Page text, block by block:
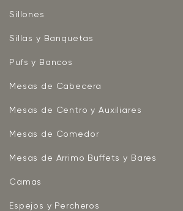
Sillones
Sillas y Banquetas
Pufs y Bancos
Mesas de Cabecera
Mesas de Centro y Auxiliares
Mesas de Comedor
Mesas de Arrimo Buffets y Bares
Camas
Espejos y Percheros